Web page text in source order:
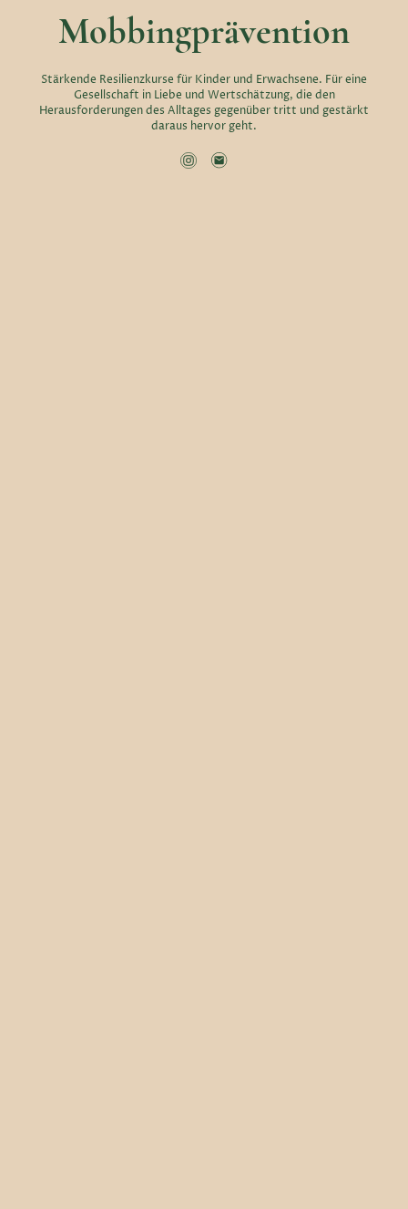
Mobbingprävention
Stärkende Resilienzkurse für Kinder und Erwachsene. Für eine
Gesellschaft in Liebe und Wertschätzung, die den
Herausforderungen des Alltages gegenüber tritt und gestärkt
daraus hervor geht.